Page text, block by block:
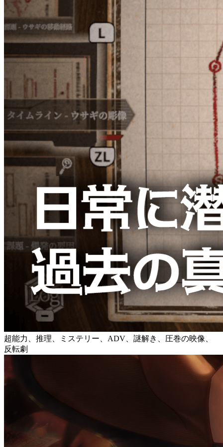
超能力、推理、ミステリー、ADV、謎解き、圧巻の映像、
反転劇